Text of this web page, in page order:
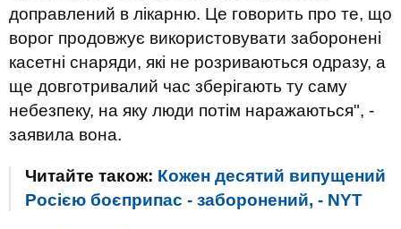
доправлений в лікарню. Це говорить про те, що
ворог продовжує використовувати заборонені
касетні снаряди, які не розриваються одразу, а
ще довготривалий час зберігають ту саму
небезпеку, на яку люди потім наражаються", -
заявила вона.
Читайте також: Кожен десятий випущений
Росією боєприпас - заборонений, - NYT